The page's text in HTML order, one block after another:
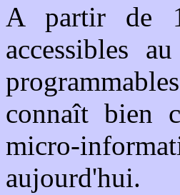
A partir de
accessibles
connaît bien
micro-
aujourd'hui.